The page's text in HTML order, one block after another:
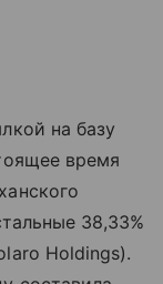
на базу
время
38,33%
Holdings).